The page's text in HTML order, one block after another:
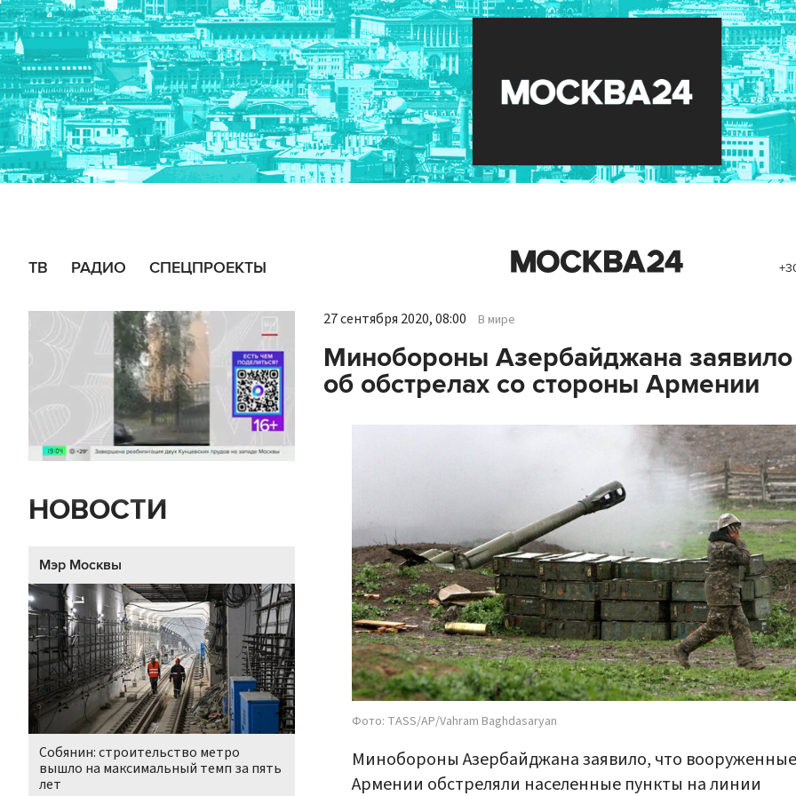
ТВ РАДИО СПЕЦПРОЕКТЫ
НОВОСТИ
Мэр Москвы
Собянин: строительство метро
вышло на максимальный темп за пять
лет
27 сентября 2020, 08:00 В мире
Минобороны Азербайджана заявило
об обстрелах со стороны Армении
Фото: TASS/AP/Vahram Baghdasaryan
Минобороны Азербайджана заявило, что
Армении обстреляли населенные пункты на линии